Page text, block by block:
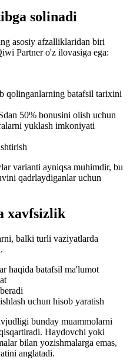
solinadi
asosiy afzalliklaridan biri
Partner o'z ilovasiga ega:
qolinganlarning batafsil tarixini
50% bonusini olish uchun
yuklash imkoniyati
varianti ayniqsa muhimdir, bu
qadrlaydiganlar uchun
xavfsizlik
balki turli vaziyatlarda
haqida batafsil ma'lumot
uchun hisob yaratish
bunday muammolarni
Haydovchi yoki
bilan yozishmalarga emas,
anglatadi.